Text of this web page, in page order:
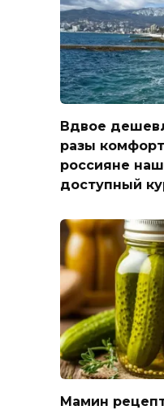
Вдвое
разы
россияне
доступный
Мамин